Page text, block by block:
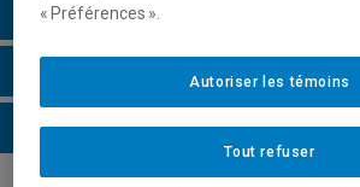
Horaire - Été 2026
Horaire - Automne 2026
Horaire - Hiver 2027
« Préférences ».
Tout refuser
Autoriser les témoins